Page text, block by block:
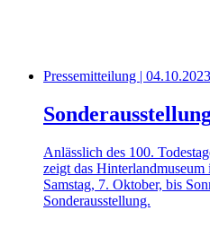
Pressemitteilung | 04.10.2023
Anlässlich des 100.
zeigt das
Samstag, 7. Oktober, bis
Sonderausstellung.